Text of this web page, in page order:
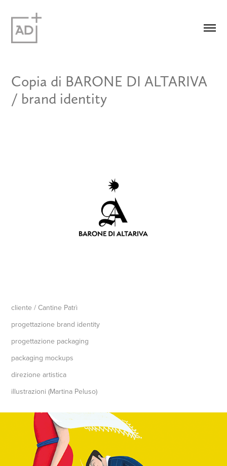
Copia di BARONE DI ALTARIVA
/ brand identity
cliente / Cantine Patrì
progettazione brand identity
progettazione packaging
packaging mockups
direzione artistica
illustrazioni (Martina Peluso)